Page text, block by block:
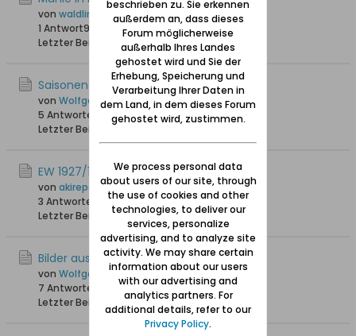
von waldling +6.8.2023
1 Antwort9.057 Hits0 Likes
Letzter Beitrag
17.06.2020, 13:15
Saisonende am Frischen Haff
von Wolfgang
5 Antworten
22.646 Hits0 Likes
Letzter Beitrag
23.10.2017, 09:39
EW 1927/1928 Bodenwinkel
von akirepaul
3 Antworten
29.331 Hits0 Likes
Letzter Beitrag
21.04.2016, 14:47
Bilder aus Bodenwinkel
von Wolfgang
7 Antworten
27.220 Hits0 Likes
Letzter Beitrag
09.05.2014, 14:47
beschrieben zu. Sie erkennen
außerdem an, dass dieses
Forum möglicherweise
außerhalb Ihres Landes
gehostet wird und Sie der
Erhebung, Speicherung und
Verarbeitung Ihrer Daten in
dem Land, in dem dieses Forum
gehostet wird, zustimmen.
We process personal data
about users of our site, through
the use of cookies and other
technologies, to deliver our
services, personalize
advertising, and to analyze site
activity. We may share certain
information about our users
with our advertising and
analytics partners. For
additional details, refer to our
Privacy Policy.